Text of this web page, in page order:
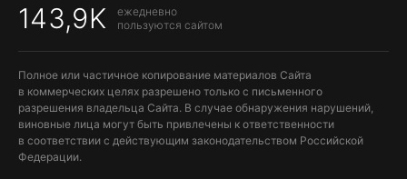
143,9K
ежедневно
пользуются сайтом
Полное или частичное копирование материалов Сайта
в коммерческих целях разрешено только с письменного
разрешения владельца Сайта. В случае обнаружения нарушений,
виновные лица могут быть привлечены к ответственности
в соответствии с действующим законодательством Российской
Федерации.